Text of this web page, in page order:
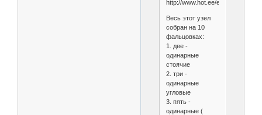
Весь этот узел
собран на 10
фальцовках:
1. две -
одинарные
стоячие
2. три -
одинарные
угловые
3. пять -
одинарные (